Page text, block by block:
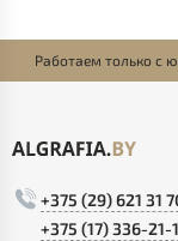
Работаем только с
+375 (29) 621 31
+375 (17) 336-21-